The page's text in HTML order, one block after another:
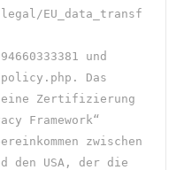
EU_data_transf
und
Das
eine Zertifizierung
Framework“
zwischen
den USA, der die